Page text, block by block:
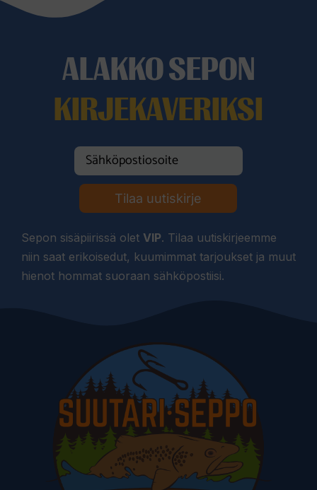
ALAKKO SEPON
KIRJEKAVERIKSI
Tilaa uutiskirje
Sepon sisäpiirissä olet VIP. Tilaa uutiskirjeemme
niin saat erikoisedut, kuumimmat tarjoukset ja muut
hienot hommat suoraan sähköpostiisi.